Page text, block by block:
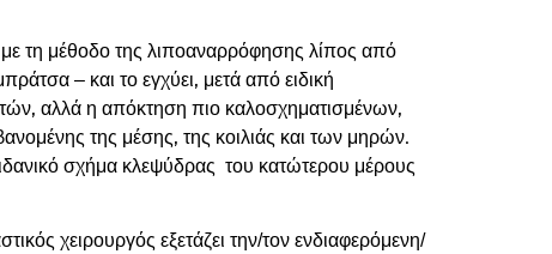
με τη μέθοδο της λιποαναρρόφησης λίπος από
– και το εγχύει, μετά από ειδική
αλλά η απόκτηση πιο καλοσχηματισμένων,
της μέσης, της κοιλιάς και των μηρών.
σχήμα κλεψύδρας του κατώτερου μέρους
χειρουργός εξετάζει την/τον ενδιαφερόμενη/